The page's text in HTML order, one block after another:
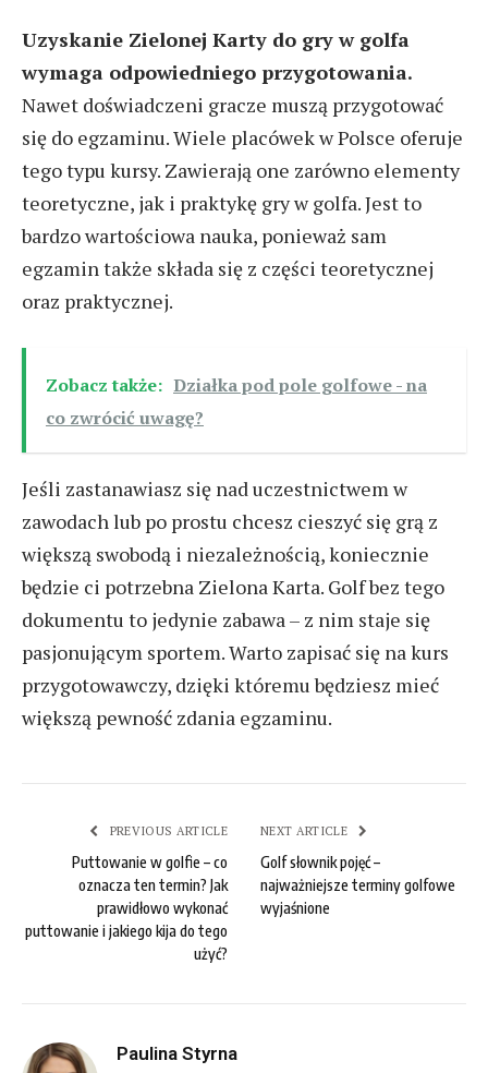
Uzyskanie Zielonej Karty do gry w golfa
wymaga odpowiedniego przygotowania.
Nawet doświadczeni gracze muszą przygotować
się do egzaminu. Wiele placówek w Polsce oferuje
tego typu kursy. Zawierają one zarówno elementy
teoretyczne, jak i praktykę gry w golfa. Jest to
bardzo wartościowa nauka, ponieważ sam
egzamin także składa się z części teoretycznej
oraz praktycznej.
Zobacz także: Działka pod pole golfowe - na
co zwrócić uwagę?
Jeśli zastanawiasz się nad uczestnictwem w
zawodach lub po prostu chcesz cieszyć się grą z
większą swobodą i niezależnością, koniecznie
będzie ci potrzebna Zielona Karta. Golf bez tego
dokumentu to jedynie zabawa – z nim staje się
pasjonującym sportem. Warto zapisać się na kurs
przygotowawczy, dzięki któremu będziesz mieć
większą pewność zdania egzaminu.
PREVIOUS ARTICLE
Puttowanie w golfie – co
oznacza ten termin? Jak
prawidłowo wykonać
puttowanie i jakiego kija do tego
użyć?
NEXT ARTICLE
Golf słownik pojęć –
najważniejsze terminy golfowe
wyjaśnione
Paulina Styrna